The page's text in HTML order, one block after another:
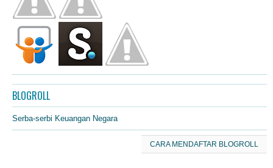
BLOGROLL
Serba-serbi Keuangan Negara
CARA MENDAFTAR BLOGROLL